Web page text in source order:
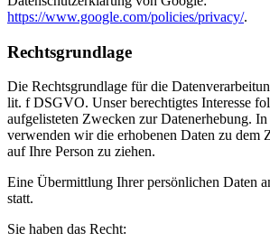
https://www.google.com/policies/privacy/.
Rechtsgrundlage
Die Rechtsgrundlage für die
lit. f DSGVO. Unser berechtigtes Interesse
aufgelisteten Zwecken zur Datenerhebung.
verwenden wir die erhobenen Daten zu dem
auf Ihre Person zu ziehen.
Eine Übermittlung Ihrer persönlichen Daten
statt.
Sie haben das Recht: